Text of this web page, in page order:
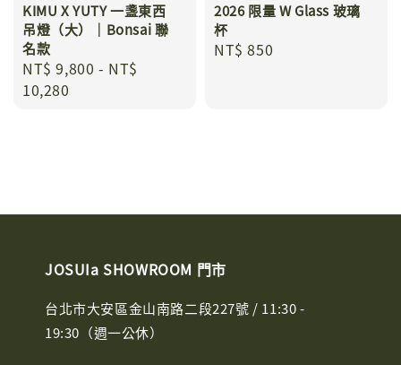
KIMU X YUTY 一盞東西
吊燈（大）｜Bonsai 聯
名款
Regular
price
NT$ 9,800 - NT$
10,280
2026 限量 W Glass 玻璃
杯
Regular
NT$ 850
JOSUIa SHOWROOM 門市
台北市大安區金山南路二段227號 / 11:30 -
19:30（週一公休）